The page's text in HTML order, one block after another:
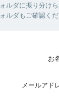
ォルダに振り分け
ォルダもご確認くだ
お
メールアド